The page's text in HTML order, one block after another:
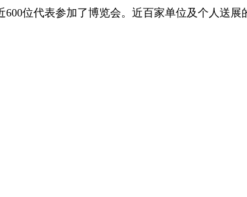
位代表参加了博览会。近百家单位及个人送展